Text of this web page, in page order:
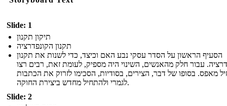
Slide: 1
תיקון תקנון
תקנון הקונפדרציה
הסעיף הראשון על הסדר עסקי נבע האם וכיצד, כדי לשנות את תקנון
עבור חלק מהאנשים, השינוי היה מספיק, לעומת זאת, רבים רצו
מאפס. בסופו של דבר, הצירים, בסודיות, הסכימו לזרוק את הכתבות
לגמרי ולהתחיל מחדש ביצירת החוקה.
Slide: 2